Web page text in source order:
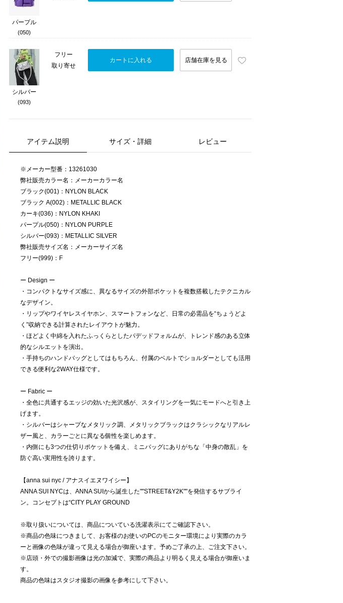
パープル
(050)
シルバー
(093)
フリー
取り寄せ
カートに入れる 店舗在庫を見る
アイテム説明 サイズ・詳細 レビュー
※メーカー型番：13261030
弊社販売カラー名：メーカーカラー名
ブラック(001)：NYLON BLACK
ブラック A(002)：METALLIC BLACK
カーキ(036)：NYLON KHAKI
パープル(050)：NYLON PURPLE
シルバー(093)：METALLIC SILVER
弊社販売サイズ名：メーカーサイズ名
フリー(999)：F
ー Design ー
・コンパクトなサイズ感に、異なるサイズの外部ポケットを複数搭載したテクニカル
なデザイン。
・リップやワイヤレスイヤホン、スマートフォンなど、日常の必需品を“ちょうどよ
く”収納できる計算されたレイアウトが魅力。
・ほどよく中綿を入れたふっくらとしたパデッドフォルムが、トレンド感のある立体
的なシルエットを演出。
・手持ちのハンドバッグとしてはもちろん、付属のベルトでショルダーとしても活用
できる便利な2WAY仕様です。
ー Fabric ー
・全色に共通するエッジの効いた光沢感が、スタイリングを一気にモードへと引き上
げます。
・シルバーはシャープなメタリック調、メタリックブラックはクラシックなリアルレ
ザー風と、カラーごとに異なる個性を楽しめます。
・内側にも3つの仕切りポケットを備え、ミニバッグにありがちな「中身の散乱」を
防ぐ高い実用性を誇ります。
【anna sui nyc / アナスイエヌワイシー】
ANNA SUI NYCは、ANNA SUIから誕生した""STREET&Y2K""を発信するサブライ
ン。コンセプトは“CITY PLAY GROUND
※取り扱いについては、商品についている洗濯表示にてご確認下さい。
※商品の色味につきまして、お客様のお使いのPCのモニター環境により実際のカラ
ーと画像の色味が違って見える場合が御座います。予めご了承の上、ご注文下さい。
※店頭・外での撮影画像は光の加減で、実際の商品より明るく見える場合が御座いま
す。
商品の色味はスタジオ撮影の画像を参考にして下さい。